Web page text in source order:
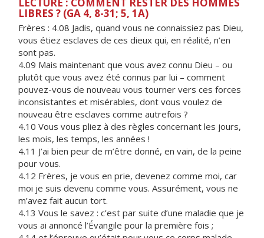
LIBRES ? (GA 4, 8-31; 5, 1A)
Frères : 4.08 Jadis, quand vous ne connaissiez pas Dieu,
vous étiez esclaves de ces dieux qui, en réalité, n’en
sont pas.
4.09 Mais maintenant que vous avez connu Dieu – ou
plutôt que vous avez été connus par lui – comment
pouvez-vous de nouveau vous tourner vers ces forces
inconsistantes et misérables, dont vous voulez de
nouveau être esclaves comme autrefois ?
4.10 Vous vous pliez à des règles concernant les jours,
les mois, les temps, les années !
4.11 J’ai bien peur de m’être donné, en vain, de la peine
pour vous.
4.12 Frères, je vous en prie, devenez comme moi, car
moi je suis devenu comme vous. Assurément, vous ne
m’avez fait aucun tort.
4.13 Vous le savez : c’est par suite d’une maladie que je
vous ai annoncé l’Évangile pour la première fois ;